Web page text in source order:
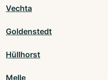
Vechta
Goldenstedt
Hüllhorst
Melle